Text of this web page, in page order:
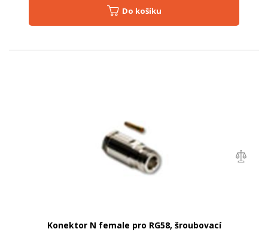
Do košíku
Konektor N female pro RG58, šroubovací